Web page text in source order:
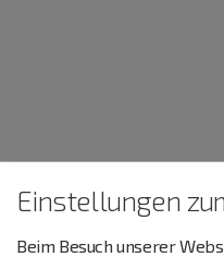
Einstellungen
Beim Besuch unserer